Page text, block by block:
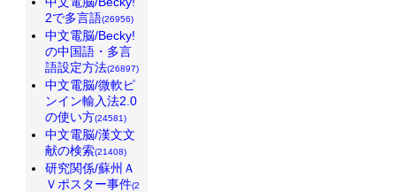
2で多言語(26956)
中文電脳/Becky!
の中国語・多言
語設定方法(26897)
中文電脳/微軟ピ
ンイン輸入法2.0
の使い方(24581)
中文電脳/漢文文
献の検索(21408)
研究関係/蘇州Ａ
Ｖポスター事件(2